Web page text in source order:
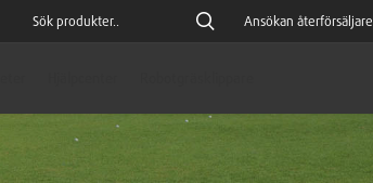
Ansökan återförsäljare